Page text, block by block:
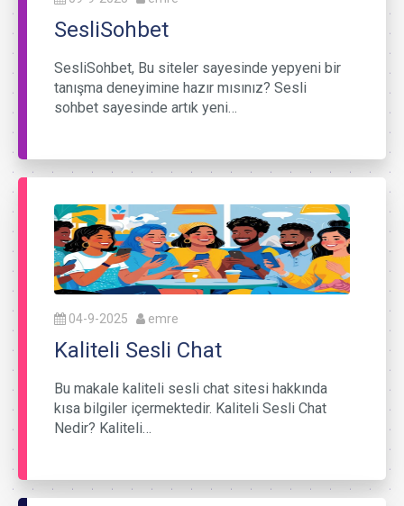
SesliSohbet
SesliSohbet, Bu siteler sayesinde yepyeni bir
tanışma deneyimine hazır mısınız? Sesli
sohbet sayesinde artık yeni…
04-9-2025 emre
Kaliteli Sesli Chat
Bu makale kaliteli sesli chat sitesi hakkında
kısa bilgiler içermektedir. Kaliteli Sesli Chat
Nedir? Kaliteli…